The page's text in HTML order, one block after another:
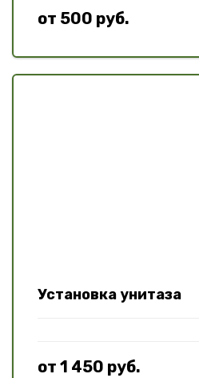
от 500 руб.
Установка унитаза
от 1 450 руб.